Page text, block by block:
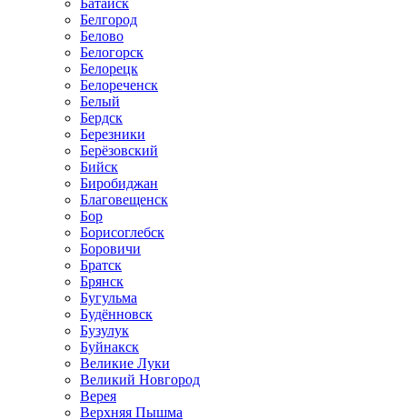
Батайск
Белгород
Белово
Белогорск
Белорецк
Белореченск
Белый
Бердск
Березники
Берёзовский
Бийск
Биробиджан
Благовещенск
Бор
Борисоглебск
Боровичи
Братск
Брянск
Бугульма
Будённовск
Бузулук
Буйнакск
Великие Луки
Великий Новгород
Верея
Верхняя Пышма